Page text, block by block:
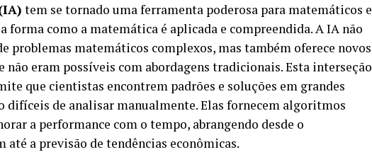
tem se tornado uma ferramenta poderosa para matemáticos e
forma como a matemática é aplicada e compreendida. A IA não
problemas matemáticos complexos, mas também oferece novos
não eram possíveis com abordagens tradicionais. Esta interseção
que cientistas encontrem padrões e soluções em grandes
difíceis de analisar manualmente. Elas fornecem algoritmos
a performance com o tempo, abrangendo desde o
até a previsão de tendências econômicas.